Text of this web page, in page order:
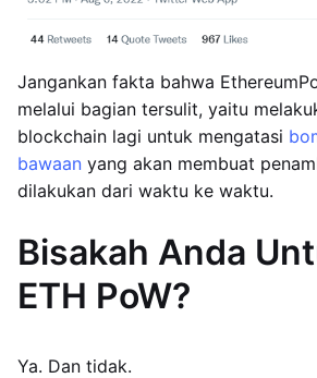
Jangankan fakta bahwa
melalui bagian tersulit, yaitu
blockchain lagi untuk mengatasi
bawaan yang akan membuat
dilakukan dari waktu ke waktu.
Bisakah Anda
ETH PoW?
Ya. Dan tidak.